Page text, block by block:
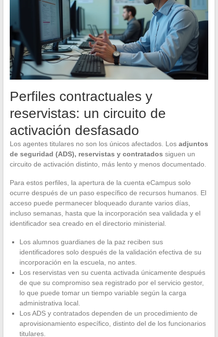
Perfiles contractuales y
reservistas: un circuito de
activación desfasado
Los agentes titulares no son los únicos afectados. Los adjuntos
de seguridad (ADS), reservistas y contratados siguen un
circuito de activación distinto, más lento y menos documentado.
Para estos perfiles, la apertura de la cuenta eCampus solo
ocurre después de un paso específico de recursos humanos. El
acceso puede permanecer bloqueado durante varios días,
incluso semanas, hasta que la incorporación sea validada y el
identificador sea creado en el directorio ministerial.
Los alumnos guardianes de la paz reciben sus
identificadores solo después de la validación efectiva de su
incorporación en la escuela, no antes.
Los reservistas ven su cuenta activada únicamente después
de que su compromiso sea registrado por el servicio gestor,
lo que puede tomar un tiempo variable según la carga
administrativa local.
Los ADS y contratados dependen de un procedimiento de
aprovisionamiento específico, distinto del de los funcionarios
titulares.